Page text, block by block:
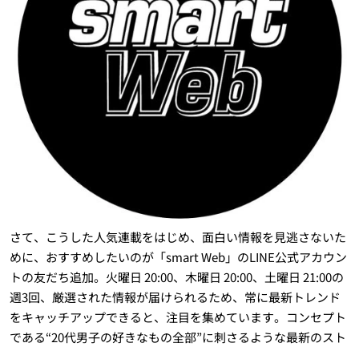
さて、こうした人気連載をはじめ、面白い情報を見逃さないた
めに、おすすめしたいのが「smart Web」のLINE公式アカウン
トの友だち追加。火曜日 20:00、木曜日 20:00、土曜日 21:00の
週3回、厳選された情報が届けられるため、常に最新トレンド
をキャッチアップできると、注目を集めています。コンセプト
である“20代男子の好きなもの全部”に刺さるような最新のスト